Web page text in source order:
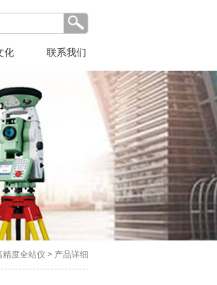
化 联系我们
精度全站仪 > 产品详细